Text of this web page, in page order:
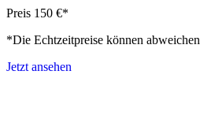
Preis 150 €*
*Die Echtzeitpreise können abweichen
Jetzt ansehen